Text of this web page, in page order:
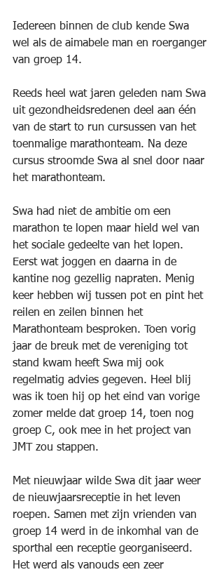
Iedereen binnen de club kende Swa
wel als de aimabele man en roerganger
van groep 14.
Reeds heel wat jaren geleden nam Swa
uit gezondheidsredenen deel aan één
van de start to run cursussen van het
toenmalige marathonteam. Na deze
cursus stroomde Swa al snel door naar
het marathonteam.
Swa had niet de ambitie om een
marathon te lopen maar hield wel van
het sociale gedeelte van het lopen.
Eerst wat joggen en daarna in de
kantine nog gezellig napraten. Menig
keer hebben wij tussen pot en pint het
reilen en zeilen binnen het
Marathonteam besproken. Toen vorig
jaar de breuk met de vereniging tot
stand kwam heeft Swa mij ook
regelmatig advies gegeven. Heel blij
was ik toen hij op het eind van vorige
zomer melde dat groep 14, toen nog
groep C, ook mee in het project van
JMT zou stappen.
Met nieuwjaar wilde Swa dit jaar weer
de nieuwjaarsreceptie in het leven
roepen. Samen met zijn vrienden van
groep 14 werd in de inkomhal van de
sporthal een receptie georganiseerd.
Het werd als vanouds een zeer